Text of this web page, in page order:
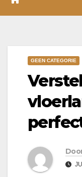
GEEN CATEGORIE